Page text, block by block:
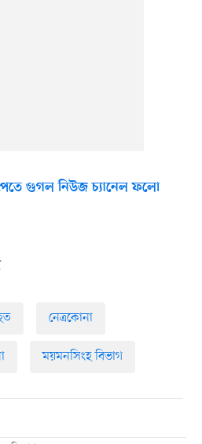
গুগল নিউজ চ্যানেল ফলো
নেত্রকোনা
ময়মনসিংহ বিভাগ